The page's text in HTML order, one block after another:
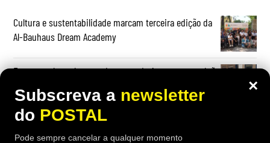
Cultura e sustentabilidade marcam terceira edição da
Al-Bauhaus Dream Academy
Erasmus+ leva alunos e docentes do Agrupamento João
×
Subscreva a newsletter
do POSTAL
Pode sempre cancelar a qualquer momento